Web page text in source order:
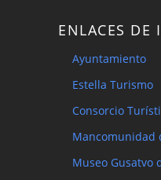
ENLACES DE
Ayuntamiento
Estella Turismo
Consorcio
Mancomunidad
Museo Gusatvo